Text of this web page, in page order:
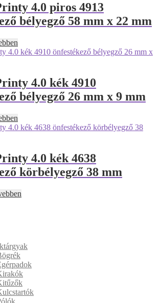
4.0 piros 4913
bélyegző 58 mm x 22 mm
4.0 kék 4910
bélyegző 26 mm x 9 mm
4.0 kék 4638
körbélyegző 38 mm